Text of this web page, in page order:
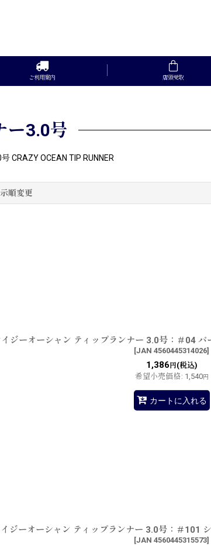
ご利用案内 店頭受取
ー3.0号
CRAZY OCEAN TIP RUNNER
順変更
イジーオーシャン ティップランナー 3.0号：＃04 パ
[JAN 4560445314026]
1,386 円(税込)
希望小売価格: 1,540円
カートに入れる
ジーオーシャン ティップランナー 3.0号：＃101
[JAN 4560445315573]